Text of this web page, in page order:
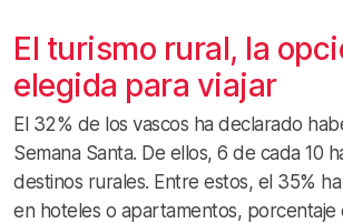
El turismo rural, la
elegida para viajar
El 32% de los vascos ha declarado
Semana Santa. De ellos, 6 de cada 10
destinos rurales. Entre estos, el 35%
en hoteles o apartamentos, porcentaje